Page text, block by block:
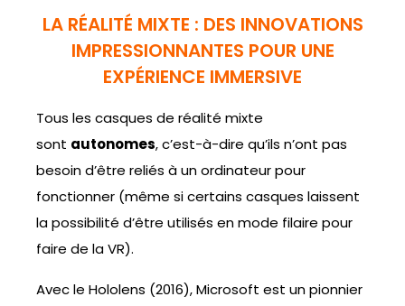
LA RÉALITÉ MIXTE : DES INNOVATIONS
IMPRESSIONNANTES POUR UNE
EXPÉRIENCE IMMERSIVE
Tous les casques de réalité mixte
sont autonomes, c’est-à-dire qu’ils n’ont pas
besoin d’être reliés à un ordinateur pour
fonctionner (même si certains casques laissent
la possibilité d’être utilisés en mode filaire pour
faire de la VR).
Avec le Hololens (2016), Microsoft est un pionnier